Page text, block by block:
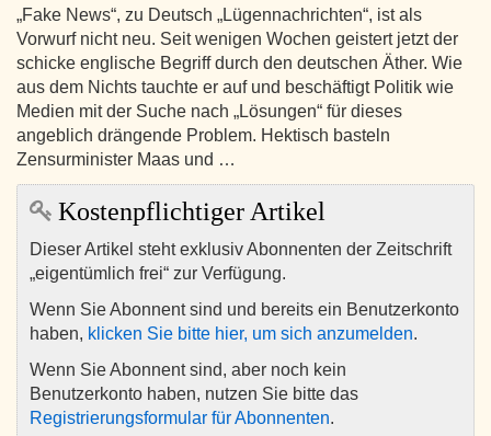
„Fake News“, zu Deutsch „Lügennachrichten“, ist als
Vorwurf nicht neu. Seit wenigen Wochen geistert jetzt der
schicke englische Begriff durch den deutschen Äther. Wie
aus dem Nichts tauchte er auf und beschäftigt Politik wie
Medien mit der Suche nach „Lösungen“ für dieses
angeblich drängende Problem. Hektisch basteln
Zensurminister Maas und …
Kostenpflichtiger Artikel
Dieser Artikel steht exklusiv Abonnenten der Zeitschrift
„eigentümlich frei“ zur Verfügung.
Wenn Sie Abonnent sind und bereits ein Benutzerkonto
haben, klicken Sie bitte hier, um sich anzumelden.
Wenn Sie Abonnent sind, aber noch kein
Benutzerkonto haben, nutzen Sie bitte das
Registrierungsformular für Abonnenten.